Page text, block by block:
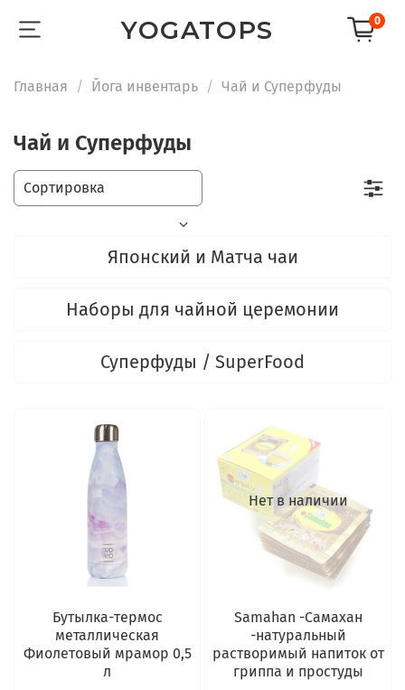
YOGATOPS 0
Главная Йога инвентарь Чай и Суперфуды
Чай и Суперфуды
Японский и Матча чаи
Наборы для чайной церемонии
Суперфуды / SuperFood
Бутылка-термос
металлическая
Фиолетовый мрамор 0,5
л
Нет в наличии
Samahan -Самахан
-натуральный
растворимый напиток от
гриппа и простуды